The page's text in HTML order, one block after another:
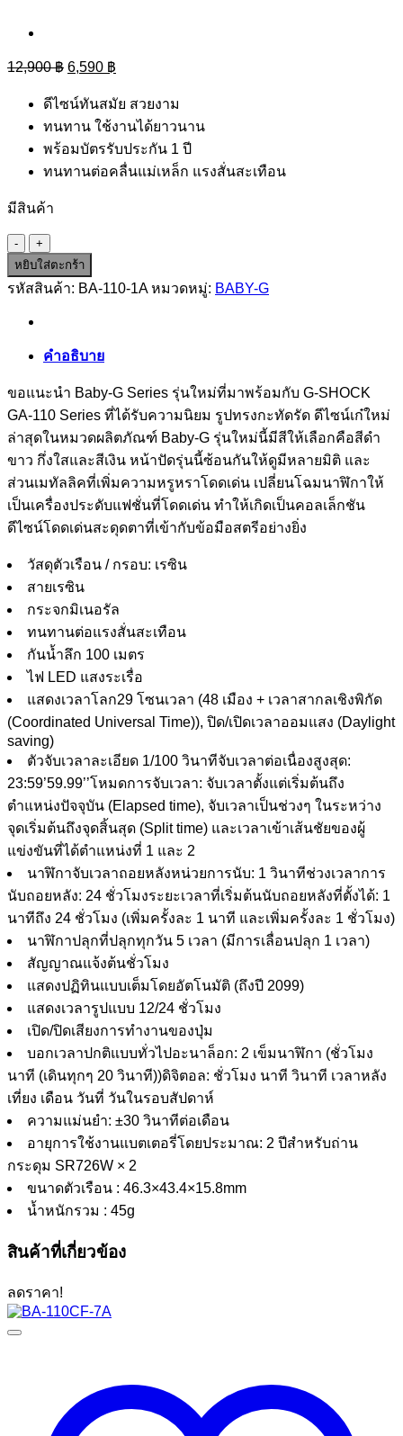
12,900฿ Original
price
was:
12,900 ฿.
6,590 ฿
price
is:
ดีไซน์ทันสมัย สวยงาม
ทนทาน ใช้งานได้ยาวนาน
พร้อมบัตรรับประกัน 1 ปี
ทนทานต่อคลื่นแม่เหล็ก แรงสั่นสะเทือน
มีสินค้า
จำนวน
BA-
110-
1A
หยิบใส่ตะกร้า
รหัสสินค้า: BA-110-1A หมวดหมู่: BABY-G
คำอธิบาย
ขอแนะนำ Baby-G Series รุ่นใหม่ที่มาพร้อมกับ G-SHOCK
GA-110 Series ที่ได้รับความนิยม รูปทรงกะทัดรัด ดีไซน์เก๋ใหม่
ล่าสุดในหมวดผลิตภัณฑ์ Baby-G รุ่นใหม่นี้มีสีให้เลือกคือสีดำ
ขาว กึ่งใสและสีเงิน หน้าปัดรุ่นนี้ซ้อนกันให้ดูมีหลายมิติ และ
ส่วนเมทัลลิคที่เพิ่มความหรูหราโดดเด่น เปลี่ยนโฉมนาฬิกาให้
เป็นเครื่องประดับแฟชั่นที่โดดเด่น ทำให้เกิดเป็นคอลเล็กชัน
ดีไซน์โดดเด่นสะดุดตาที่เข้ากับข้อมือสตรีอย่างยิ่ง
วัสดุตัวเรือน / กรอบ: เรซิน
สายเรซิน
กระจกมิเนอรัล
ทนทานต่อแรงสั่นสะเทือน
กันน้ำลึก 100 เมตร
ไฟ LED แสงระเรื่อ
แสดงเวลาโลก29 โซนเวลา (48 เมือง + เวลาสากลเชิงพิกัด
(Coordinated Universal Time)), ปิด/เปิดเวลาออมแสง (Daylight
saving)
ตัวจับเวลาละเอียด 1/100 วินาทีจับเวลาต่อเนื่องสูงสุด:
23:59’59.99’’โหมดการจับเวลา: จับเวลาตั้งแต่เริ่มต้นถึง
ตำแหน่งปัจจุบัน (Elapsed time), จับเวลาเป็นช่วงๆ ในระหว่าง
จุดเริ่มต้นถึงจุดสิ้นสุด (Split time) และเวลาเข้าเส้นชัยของผู้
แข่งขันที่ได้ตำแหน่งที่ 1 และ 2
นาฬิกาจับเวลาถอยหลังหน่วยการนับ: 1 วินาทีช่วงเวลาการ
นับถอยหลัง: 24 ชั่วโมงระยะเวลาที่เริ่มต้นนับถอยหลังที่ตั้งได้: 1
นาทีถึง 24 ชั่วโมง (เพิ่มครั้งละ 1 นาที และเพิ่มครั้งละ 1 ชั่วโมง)
นาฬิกาปลุกที่ปลุกทุกวัน 5 เวลา (มีการเลื่อนปลุก 1 เวลา)
สัญญาณแจ้งต้นชั่วโมง
แสดงปฏิทินแบบเต็มโดยอัตโนมัติ (ถึงปี 2099)
แสดงเวลารูปแบบ 12/24 ชั่วโมง
เปิด/ปิดเสียงการทำงานของปุ่ม
บอกเวลาปกติแบบทั่วไปอะนาล็อก: 2 เข็มนาฬิกา (ชั่วโมง
นาที (เดินทุกๆ 20 วินาที))ดิจิตอล: ชั่วโมง นาที วินาที เวลาหลัง
เที่ยง เดือน วันที่ วันในรอบสัปดาห์
ความแม่นยำ: ±30 วินาทีต่อเดือน
อายุการใช้งานแบตเตอรี่โดยประมาณ: 2 ปีสำหรับถ่าน
กระดุม SR726W × 2
ขนาดตัวเรือน : 46.3×43.4×15.8mm
น้ำหนักรวม : 45g
สินค้าที่เกี่ยวข้อง
ลดราคา!